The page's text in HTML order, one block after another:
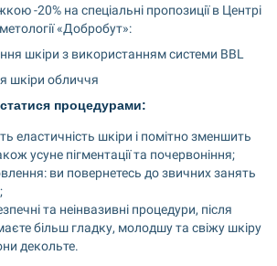
-20% на спеціальні пропозиції в Центрі
«Добробут»:
шкіри з використанням системи BBL
шкіри обличчя
процедурами:
еластичність шкіри і помітно зменшить
усуне пігментації та почервоніння;
ви повернетесь до звичних занять
та неінвазивні процедури, після
більш гладку, молодшу та свіжу шкіру
декольте.